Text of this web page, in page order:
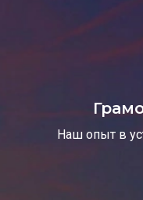
Наш опыт в